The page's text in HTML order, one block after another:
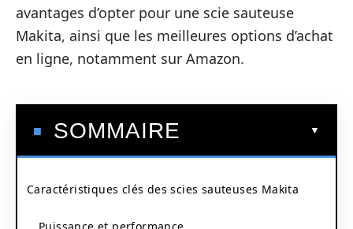
avantages d’opter pour une scie sauteuse
Makita, ainsi que les meilleures options d’achat
en ligne, notamment sur Amazon.
SOMMAIRE
Caractéristiques clés des scies sauteuses Makita
Puissance et performance